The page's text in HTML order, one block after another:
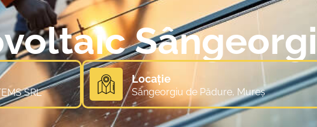
SRL
Locație
Sângeorgiu de Pădure, Mureș